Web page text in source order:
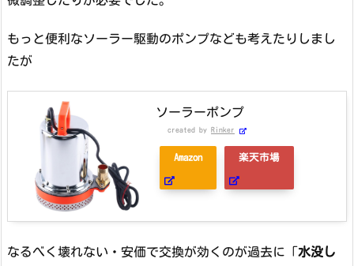
もっと便利なソーラー駆動のポンプなども考えたりしまし
たが
ソーラーポンプ
created by Rinker
Amazon 楽天市場
なるべく壊れない・安価で交換が効くのが過去に「 水没し